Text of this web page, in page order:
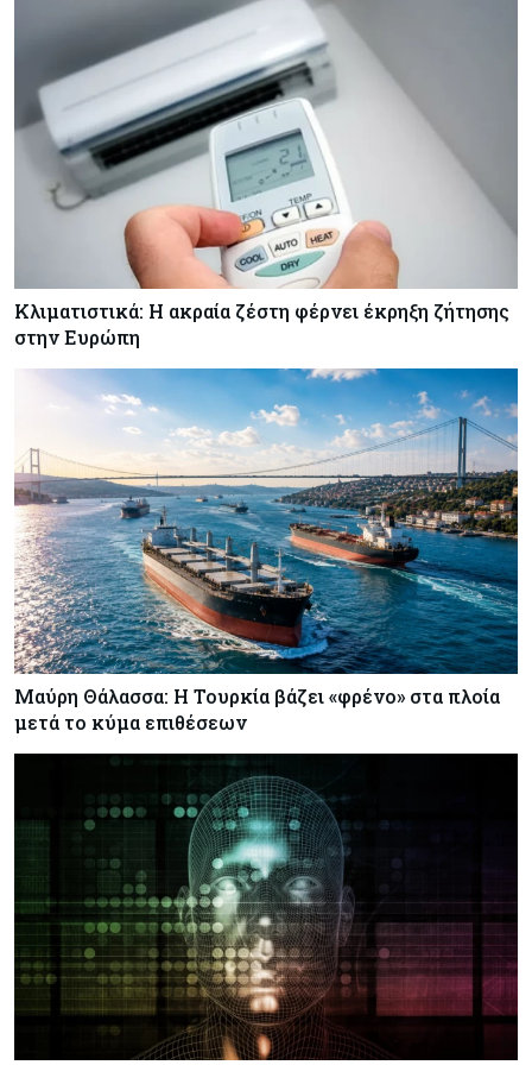
Κόσμος
Γιατί οι κεντρικές τράπεζες αφήνουν τις αγορές
να «παίξουν μπάλα»
Κλιματιστικά: Η ακραία ζέστη φέρνει έκρηξη ζήτησης
στην Ευρώπη
Μαύρη Θάλασσα: Η Τουρκία βάζει «φρένο» στα πλοία
μετά το κύμα επιθέσεων